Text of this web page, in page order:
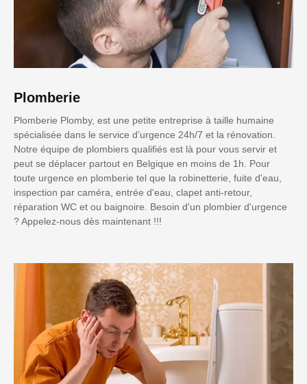
Plomberie
Plomberie Plomby, est une petite entreprise à taille humaine
spécialisée dans le service d’urgence 24h/7 et la rénovation.
Notre équipe de plombiers qualifiés est là pour vous servir et
peut se déplacer partout en Belgique en moins de 1h. Pour
toute urgence en plomberie tel que la robinetterie, fuite d'eau,
inspection par caméra, entrée d'eau, clapet anti-retour,
réparation WC et ou baignoire. Besoin d'un plombier d'urgence
? Appelez-nous dès maintenant !!!